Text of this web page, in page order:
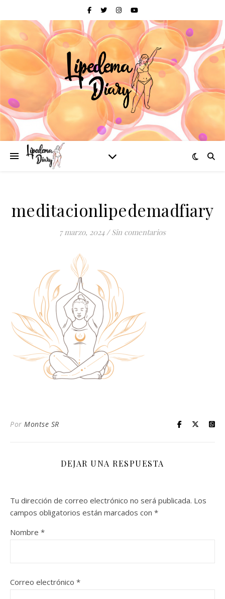
meditacionlipedemadfiary
7 marzo, 2024 / Sin comentarios
Por Montse SR
DEJAR UNA RESPUESTA
Tu dirección de correo electrónico no será publicada. Los
campos obligatorios están marcados con *
Nombre *
Correo electrónico *